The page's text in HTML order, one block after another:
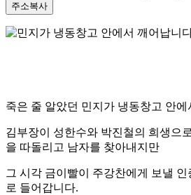
주소복사
죽은 줄 알았던 민지가 냉동창고 안에
김부장이 성한수와 박진철의 희생으
을 따돌리고 남자를 찾아내지만
그 시각 금이빨이 주강찬에게 보낼
로 들어갑니다.